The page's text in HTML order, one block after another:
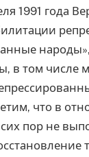
1991 года
в том числе
что в
пор не